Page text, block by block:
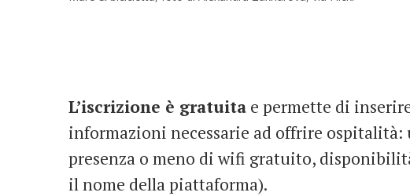
L’iscrizione è gratuita e permette di
informazioni necessarie ad offrire ospitalità:
presenza o meno di wifi gratuito,
il nome della piattaforma).